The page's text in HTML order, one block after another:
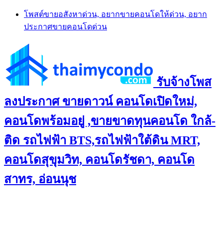
Skip
content
โพสต์ขายอสังหาด่วน, อยากขายคอนโดให้ด่วน, อยาก
ประกาศขายคอนโดด่วน
รับจ้างโพส
ลงประกาศ ขายดาวน์ คอนโดเปิดใหม่,
คอนโดพร้อมอยู่ ,ขายขาดทุนคอนโด ใกล้-
ติด รถไฟฟ้า BTS,รถไฟฟ้าใต้ดิน MRT,
คอนโดสุขุมวิท, คอนโดรัชดา, คอนโด
สาทร, อ่อนนุช